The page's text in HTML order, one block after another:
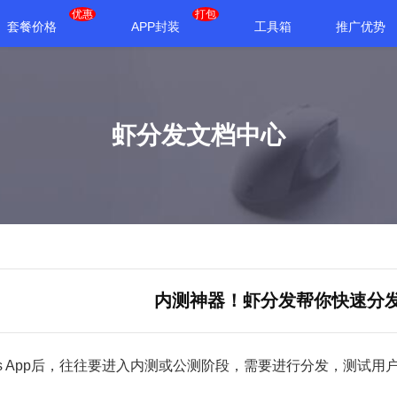
套餐价格
优惠
APP封装
打包
工具箱 推广优势
虾分发文档中心
内测神器！虾分发帮你快速分
后，往往要进入内测或公测阶段，需要进行分发，测试用